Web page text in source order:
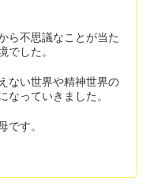
ら不思議なことが当た
でした。
ない世界や精神世界の
なっていきました。
です。